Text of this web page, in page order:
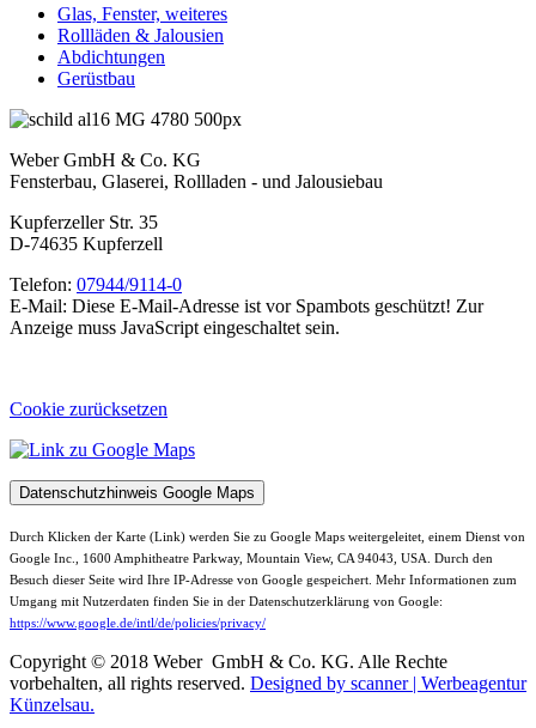
Glas, Fenster, weiteres
Rollläden & Jalousien
Abdichtungen
Gerüstbau
Weber GmbH & Co. KG
Fensterbau, Glaserei, Rollladen - und Jalousiebau
Kupferzeller Str. 35
D-74635 Kupferzell
Telefon: 07944/9114-0
E-Mail: Diese E-Mail-Adresse ist vor Spambots geschützt! Zur
Anzeige muss JavaScript eingeschaltet sein.
Cookie zurücksetzen
Datenschutzhinweis Google Maps
Durch Klicken der Karte (Link) werden Sie zu Google Maps weitergeleitet, einem Dienst von
Google Inc., 1600 Amphitheatre Parkway, Mountain View, CA 94043, USA. Durch den
Besuch dieser Seite wird Ihre IP-Adresse von Google gespeichert. Mehr Informationen zum
Umgang mit Nutzerdaten finden Sie in der Datenschutzerklärung von Google:
https://www.google.de/intl/de/policies/privacy/
Copyright © 2018 Weber GmbH & Co. KG. Alle Rechte
vorbehalten, all rights reserved. Designed by scanner | Werbeagentur
Künzelsau.